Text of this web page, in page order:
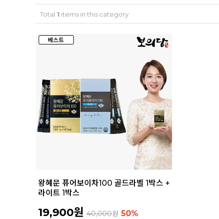
Total 1 items in this category
왕혜문 퓨어보이차100 골드라벨 1박스 +
라이트 1박스
19,900원 40,000원 50%